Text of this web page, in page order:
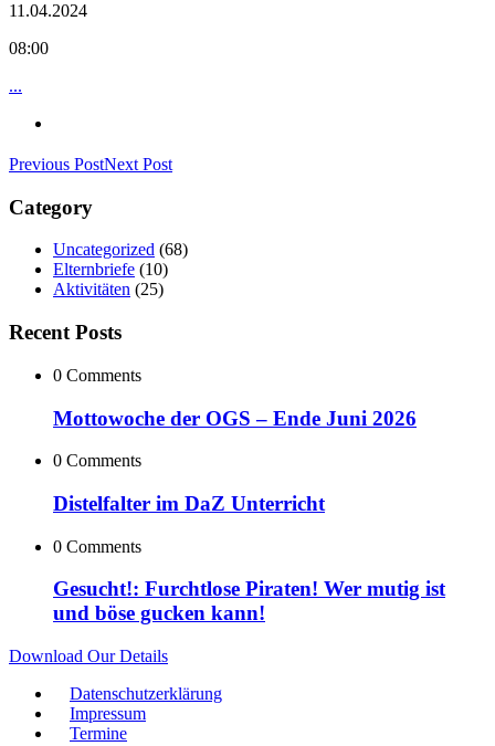
11.04.2024
08:00
...
Previous PostNext Post
Category
Uncategorized (68)
Elternbriefe (10)
Aktivitäten (25)
Recent Posts
0 Comments
Mottowoche der OGS – Ende Juni 2026
0 Comments
Distelfalter im DaZ Unterricht
0 Comments
Gesucht!: Furchtlose Piraten! Wer mutig ist
und böse gucken kann!
Download Our Details
Datenschutzerklärung
Impressum
Termine